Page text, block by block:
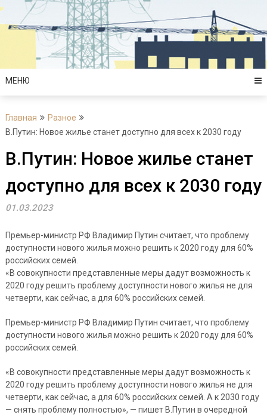
Перейти
содержимому
МЕНЮ
Главная
Разное
В.Путин: Новое жилье станет доступно для всех к 2030 году
В.Путин: Новое жилье станет
доступно для всех к 2030 году
01.03.2023
Премьер-министр РФ Владимир Путин считает, что проблему
доступности нового жилья можно решить к 2020 году для 60%
российских семей.
«В совокупности представленные меры дадут возможность к
2020 году решить проблему доступности нового жилья не для
четверти, как сейчас, а для 60% российских семей.
Премьер-министр РФ Владимир Путин считает, что проблему
доступности нового жилья можно решить к 2020 году для 60%
российских семей.
«В совокупности представленные меры дадут возможность к
2020 году решить проблему доступности нового жилья не для
четверти, как сейчас, а для 60% российских семей. А к 2030 году
— снять проблему полностью», — пишет В.Путин в очередной